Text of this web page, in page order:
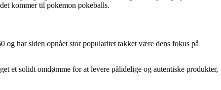
kommer til pokemon pokeballs.
og har siden opnået stor popularitet takket være dens fokus på
et solidt omdømme for at levere pålidelige og autentiske produkter,